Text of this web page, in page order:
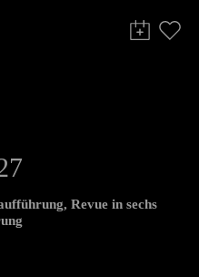
Revue in sechs